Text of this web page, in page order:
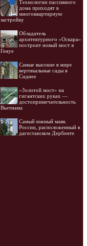
Технологии пассивного
дома приходят в
многоквартирную
застройку
Обладатель
архитектурного «Оскара»
построит новый мост в
Генуе
Самые высокие в мире
вертикальные сады в
Сиднее
«Золотой мост» на
гигантских руках —
достопримечательность
Вьетнама
Самый южный маяк
России, расположенный в
дагестанском Дербенте